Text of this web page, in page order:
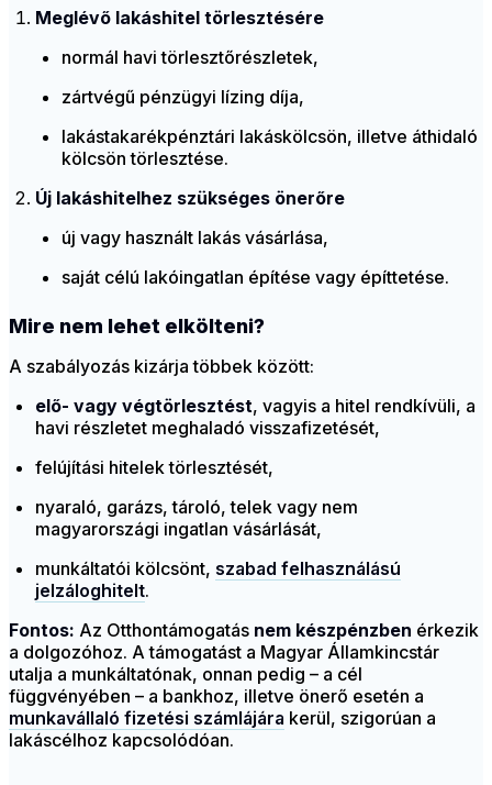
Meglévő lakáshitel törlesztésére
normál havi törlesztőrészletek,
zártvégű pénzügyi lízing díja,
lakástakarékpénztári lakáskölcsön, illetve áthidaló
kölcsön törlesztése.
Új lakáshitelhez szükséges önerőre
új vagy használt lakás vásárlása,
saját célú lakóingatlan építése vagy építtetése.
Mire nem lehet elkölteni?
A szabályozás kizárja többek között:
elő- vagy végtörlesztést, vagyis a hitel rendkívüli, a
havi részletet meghaladó visszafizetését,
felújítási hitelek törlesztését,
nyaraló, garázs, tároló, telek vagy nem
magyarországi ingatlan vásárlását,
munkáltatói kölcsönt, szabad felhasználású
jelzáloghitelt.
Fontos: Az Otthontámogatás nem készpénzben érkezik
a dolgozóhoz. A támogatást a Magyar Államkincstár
utalja a munkáltatónak, onnan pedig – a cél
függvényében – a bankhoz, illetve önerő esetén a
munkavállaló fizetési számlájára kerül, szigorúan a
lakáscélhoz kapcsolódóan.